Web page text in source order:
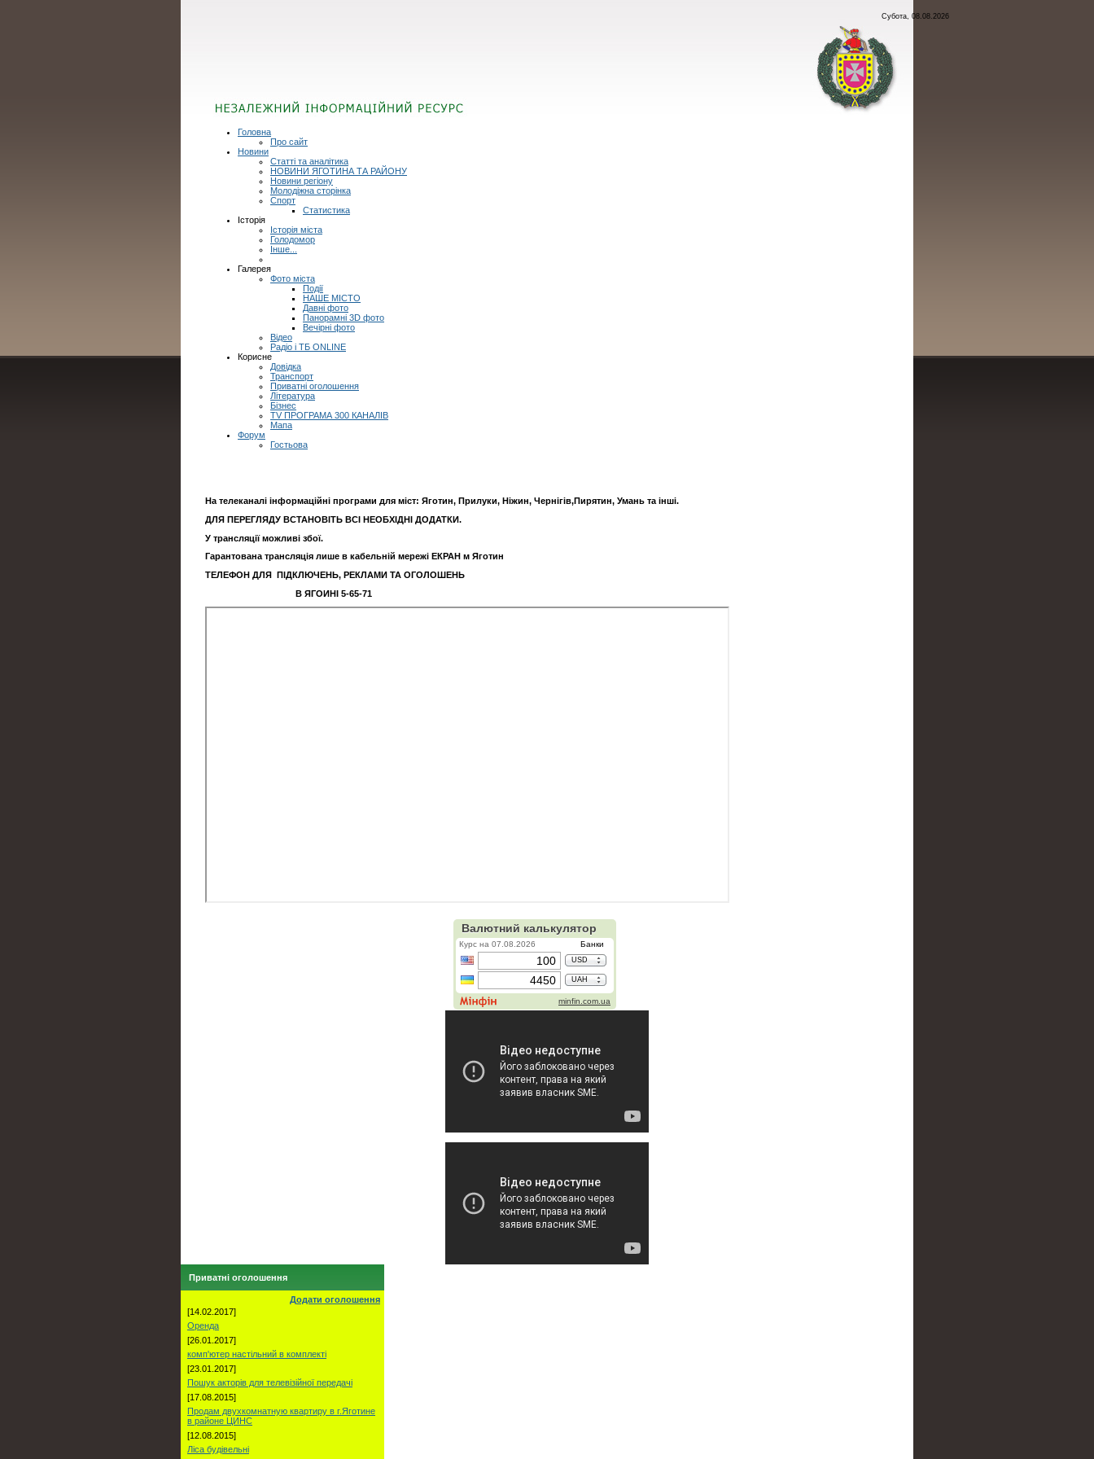
Субота, 08.08.2026
Головна
Про сайт
Новини
Статті та аналітика
НОВИНИ ЯГОТИНА ТА РАЙОНУ
Новини регіону
Молодіжна сторінка
Спорт
Статистика
Історія
Історія міста
Голодомор
Інше...
Галерея
Фото міста
Події
НАШЕ МІСТО
Давні фото
Панорамні 3D фото
Вечірні фото
Відео
Радіо і ТБ ONLINE
Корисне
Довідка
Транспорт
Приватні оголошення
Література
Бізнес
TV ПРОГРАМА 300 КАНАЛІВ
Мапа
Форум
Гостьова
На телеканалі інформаційні програми для міст: Яготин, Прилуки, Ніжин, Чернігів,Пирятин, Умань та інші.
ДЛЯ ПЕРЕГЛЯДУ ВСТАНОВІТЬ ВСІ НЕОБХІДНІ ДОДАТКИ.
У трансляції можливі збої.
Гарантована трансляція лише в кабельній мережі ЕКРАН м Яготин
ТЕЛЕФОН ДЛЯ ПІДКЛЮЧЕНЬ, РЕКЛАМИ ТА ОГОЛОШЕНЬ
В ЯГОИНІ 5-65-71
Приватні оголошення
Додати оголошення
[14.02.2017]
Оренда
[26.01.2017]
комп'ютер настільний в комплекті
[23.01.2017]
Пошук акторів для телевізійної передачі
[17.08.2015]
Продам двухкомнатную квартиру в г.Яготине
в районе ЦИНС
[12.08.2015]
Ліса будівельні